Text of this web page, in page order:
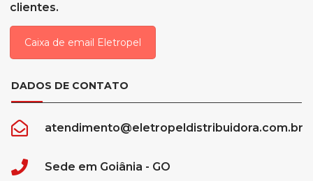
clientes.
Caixa de email Eletropel
DADOS DE CONTATO
atendimento@eletropeldistribuidora.com.br
Sede em Goiânia - GO